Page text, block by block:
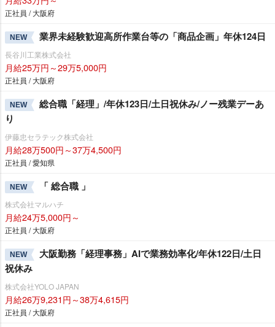
正社員 / 大阪府
NEW 業界未経験歓迎高所作業台等の「商品企画」年休124日
長谷川工業株式会社
月給25万円～29万5,000円
正社員 / 大阪府
NEW
総合職「経理」/年休123日/土日祝休み/ノー残業デーあ
り
伊藤忠セラテック株式会社
月給28万500円～37万4,500円
正社員 / 愛知県
NEW 「 総合職 」
株式会社マルハチ
月給24万5,000円～
正社員 / 大阪府
NEW
大阪勤務「経理事務」AIで業務効率化/年休122日/土日
祝休み
株式会社YOLO JAPAN
月給26万9,231円～38万4,615円
正社員 / 大阪府